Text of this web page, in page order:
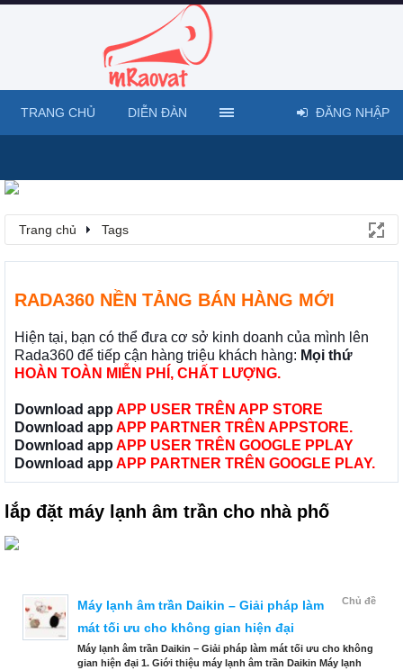
Trang chủ Tags
RADA360 NỀN TẢNG BÁN HÀNG MỚI
Hiện tại, bạn có thể đưa cơ sở kinh doanh của mình lên
Rada360 để tiếp cận hàng triệu khách hàng: Mọi thứ
HOÀN TOÀN MIỄN PHÍ, CHẤT LƯỢNG.
Download app APP USER TRÊN APP STORE
Download app APP PARTNER TRÊN APPSTORE.
Download app APP USER TRÊN GOOGLE PPLAY
Download app APP PARTNER TRÊN GOOGLE PLAY.
lắp đặt máy lạnh âm trần cho nhà phố
Chủ đề
Máy lạnh âm trần Daikin – Giải pháp làm
mát tối ưu cho không gian hiện đại
Máy lạnh âm trần Daikin – Giải pháp làm mát tối ưu cho không
gian hiện đại 1. Giới thiệu máy lạnh âm trần Daikin Máy lạnh
TRANG CHỦ DIỄN ĐÀN ĐĂNG NHẬP